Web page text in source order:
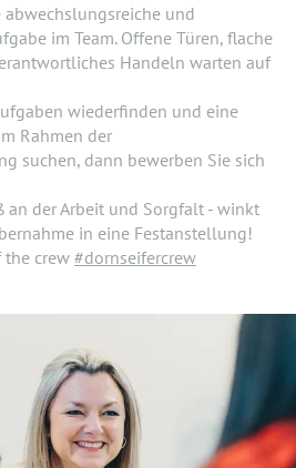
abwechslungsreiche und
im Team. Offene Türen, flache
Handeln warten auf
wiederfinden und eine
Rahmen der
suchen, dann bewerben Sie sich
an der Arbeit und Sorgfalt - winkt
in eine Festanstellung!
the crew #dornseifercrew